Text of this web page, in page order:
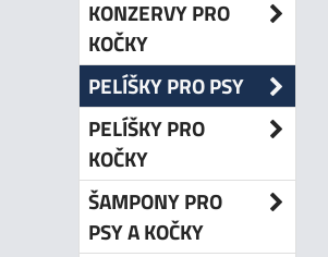
KONZERVY PRO
KOČKY
PELÍŠKY PRO PSY
PELÍŠKY PRO
KOČKY
ŠAMPONY PRO
PSY A KOČKY